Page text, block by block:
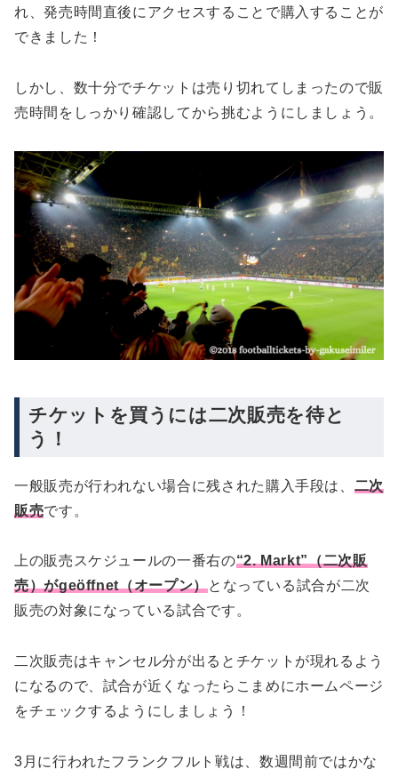
れ、発売時間直後にアクセスすることで購入することが
できました！
しかし、数十分でチケットは売り切れてしまったので販
売時間をしっかり確認してから挑むようにしましょう。
チケットを買うには二次販売を待と
う！
一般販売が行われない場合に残された購入手段は、 二次
販売です。
上の販売スケジュールの一番右の“2. Markt”（二次販
売）がgeöffnet（オープン）となっている試合が二次
販売の対象になっている試合です。
二次販売はキャンセル分が出るとチケットが現れるよう
になるので、試合が近くなったらこまめにホームページ
をチェックするようにしましょう！
3月に行われたフランクフルト戦は、数週間前ではかな